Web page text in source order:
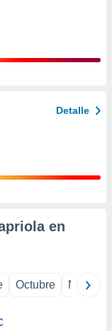
Detalle
en
Octubre